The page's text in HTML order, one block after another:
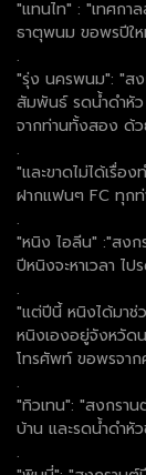
"แทนไท" : "เทศก
ธาตุพนม ขอพรปีใ
.
"รุ่ง นครพนม": "สง
สัมพันธ์ รดน้ำดำหั
จากท่านทั้งสอง ด้
.
"และขาดไม่ได้เรื่อ
ฝากแฟนๆ FC ทุกท่
.
"หนิง ไอลีน" :"สงก
ปีหนิงจะหาเวลา ไ
.
"แต่ปีนี้ หนิงได้มา
หนิงเองอยู่จังหวัด
โทรศัพท์ ขอพรจา
.
"ทิวเทน": "สงกรา
บ้าน และรดน้ำดำ
.